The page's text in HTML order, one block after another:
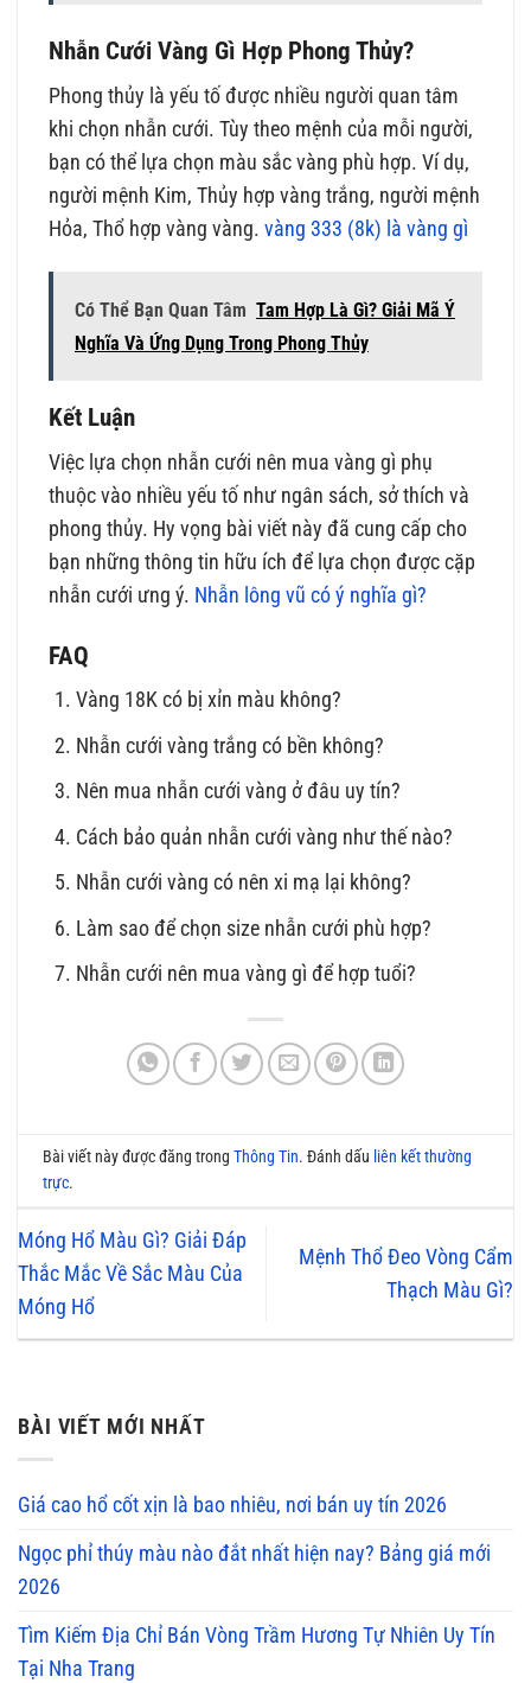
Nhẫn Cưới Vàng Gì Hợp Phong Thủy?
Phong thủy là yếu tố được nhiều người quan tâm
khi chọn nhẫn cưới. Tùy theo mệnh của mỗi người,
bạn có thể lựa chọn màu sắc vàng phù hợp. Ví dụ,
người mệnh Kim, Thủy hợp vàng trắng, người mệnh
Hỏa, Thổ hợp vàng vàng.vàng 333 (8k) là vàng gì
Có Thể Bạn Quan Tâm Tam Hợp Là Gì? Giải Mã Ý
Nghĩa Và Ứng Dụng Trong Phong Thủy
Kết Luận
Việc lựa chọn nhẫn cưới nên mua vàng gì phụ
thuộc vào nhiều yếu tố như ngân sách, sở thích và
phong thủy. Hy vọng bài viết này đã cung cấp cho
bạn những thông tin hữu ích để lựa chọn được cặp
nhẫn cưới ưng ý. Nhẫn lông vũ có ý nghĩa gì?
FAQ
Vàng 18K có bị xỉn màu không?
Nhẫn cưới vàng trắng có bền không?
Nên mua nhẫn cưới vàng ở đâu uy tín?
Cách bảo quản nhẫn cưới vàng như thế nào?
Nhẫn cưới vàng có nên xi mạ lại không?
Làm sao để chọn size nhẫn cưới phù hợp?
Nhẫn cưới nên mua vàng gì để hợp tuổi?
Bài viết này được đăng trongThông Tin. Đánh dấu liên kết thường
trực.
Móng Hổ Màu Gì? Giải Đáp
Thắc Mắc Về Sắc Màu Của
Móng Hổ
Mệnh Thổ Đeo Vòng Cẩm
Thạch Màu Gì?
BÀI VIẾT MỚI NHẤT
Giá cao hổ cốt xịn là bao nhiêu, nơi bán uy tín 2026
Ngọc phỉ thúy màu nào đắt nhất hiện nay? Bảng giá mới
2026
Tìm Kiếm Địa Chỉ Bán Vòng Trầm Hương Tự Nhiên Uy Tín
Tại Nha Trang